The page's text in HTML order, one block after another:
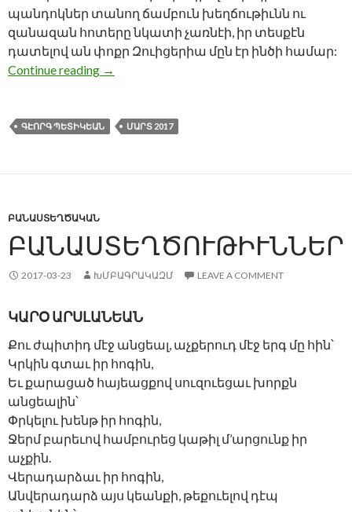
պանդոկներ տանող ճամբուն խեղճութիւնն ու
զանազան հոտերը նկատի չառնէի, իր տեսքէն
դատելով ան փոքր Զուիցերիա մըն էր ինծի համար:
Continue reading Ո՞ՒՐ ԵՐԳԵԼ ԵՒ Ո՞ՒՐ ԱՂՕԹԵԼ
→
ԳԷՈՐԳ ՊԵՏԻԿԵԱՆ ՄԱՐՏ 2017
ԲԱՆԱՍՏԵՂԾԱԿԱՆ
ԲԱՆԱՍՏԵՂԾՈՒԹԻՒՆՆԵՐ
2017-03-23 ԽՄԲԱԳՐԱԿԱԶՄ LEAVE A COMMENT
ԿԱՐՕ ԱՐՍԼԱՆԵԱՆ
Քու ժպիտիդ մէջ անցեալ, աչքերուդ մէջ երգ մը հին՝
Կրկին գտաւ իր հոգին,
Եւ քարացած հայեացքով սուզուեցաւ խորքն
անցեալին՝
Փրկելու խենթ իր հոգին,
Ջերմ բարեւով համբուրեց կաթիլ մ’արցունք իր
աչքին.
Վերադարձաւ իր հոգին,
Անվերադարձ այս կեանքի, թեքուելով դէպ